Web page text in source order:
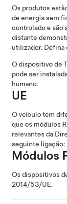
Os produtos
de energia sem
controlado e são
distante
utilizador. Defina
O dispositivo de
pode ser
humano.
UE
O veículo tem
que os módulos
relevantes da
seguinte ligação:
Módulos
Os dispositivos
2014/53/UE.